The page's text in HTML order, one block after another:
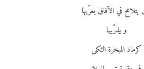
يتلامح في الآفاق يعرّيها
و يذرّيها
كرماد المبخرة الثكلى